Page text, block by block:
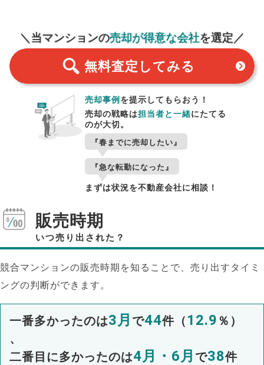
＼当マンションの売却が得意な会社を選定／
無料査定 してみる
売却事例を提示してもらおう！
売却の戦略は担当者と一緒にたてる
のが大切。
『春までに売却したい』
『急な転勤になった』
まずは状況を不動産会社に相談！
販売時期
いつ売り出された？
競合マンションの販売時期を知ることで、売り出すタイミ
ングの判断ができます。
一番多かったのは3月 で44件（ 12.9 ％）
、
二番目に多かったのは4月・6月 で38件